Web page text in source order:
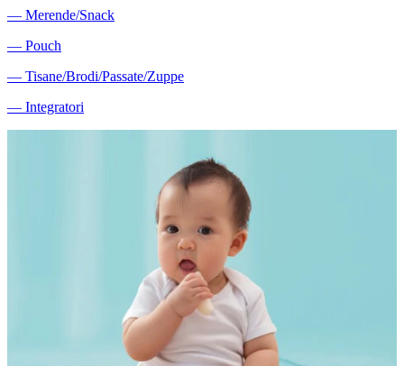
― Merende/Snack
― Pouch
― Tisane/Brodi/Passate/Zuppe
― Integratori